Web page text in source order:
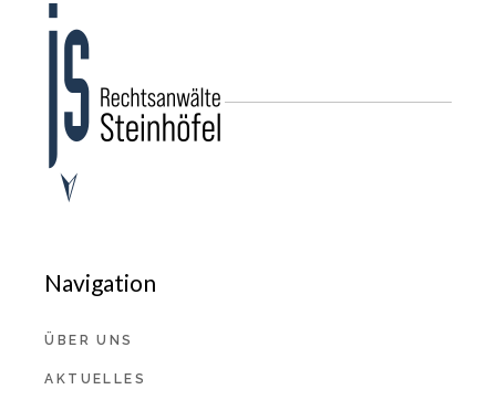
Navigation
ÜBER UNS
AKTUELLES